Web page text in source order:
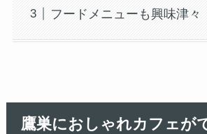
フードメニューも興味津々
鷹巣におしゃれカフェが